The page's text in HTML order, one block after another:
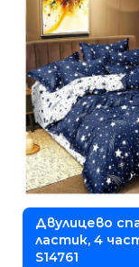
Двулицево
ластик, 4
S14761